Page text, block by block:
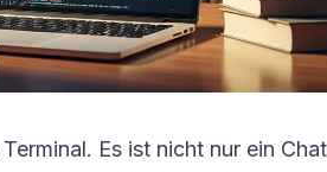
Es ist nicht nur ein